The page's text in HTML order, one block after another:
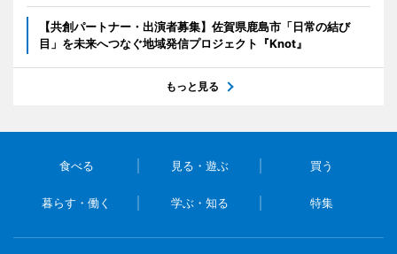
【共創パートナー・出演者募集】佐賀県鹿島市「日常の結び
目」を未来へつなぐ地域発信プロジェクト『Knot』
もっと見る
食べる 見る・遊ぶ 買う
暮らす・働く 学ぶ・知る 特集